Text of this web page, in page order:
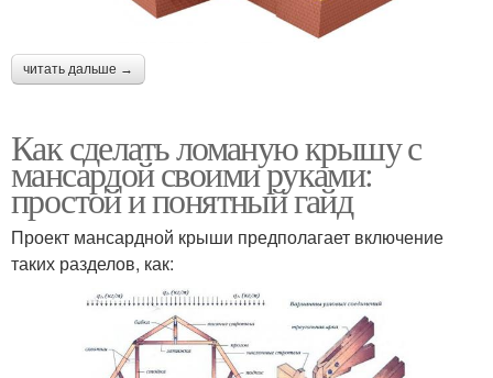
читать дальше →
Как сделать ломаную крышу с
мансардой своими руками:
простой и понятный гайд
Проект мансардной крыши предполагает включение
таких разделов, как: